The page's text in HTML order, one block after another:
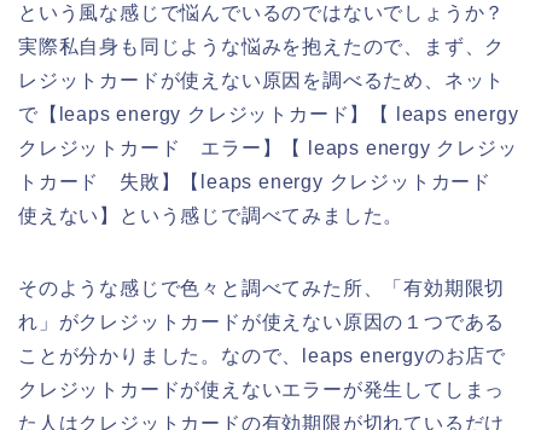
という風な感じで悩んでいるのではないでしょうか？
実際私自身も同じような悩みを抱えたので、まず、ク
レジットカードが使えない原因を調べるため、ネット
で【leaps energy クレジットカード】【 leaps energy
クレジットカード エラー】【 leaps energy クレジッ
トカード 失敗】【leaps energy クレジットカード
使えない】という感じで調べてみました。
そのような感じで色々と調べてみた所、「有効期限切
れ」がクレジットカードが使えない原因の１つである
ことが分かりました。なので、leaps energyのお店で
クレジットカードが使えないエラーが発生してしまっ
た人はクレジットカードの有効期限が切れているだけ